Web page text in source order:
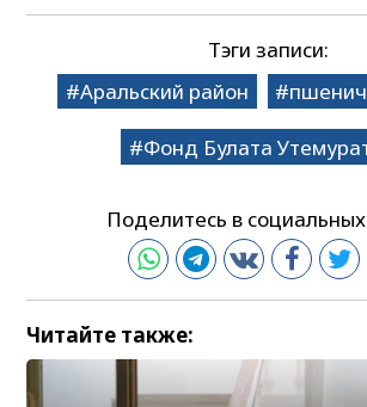
Тэги записи:
Аральский район
Фонд Булата
Поделитесь в социальных
Читайте также: